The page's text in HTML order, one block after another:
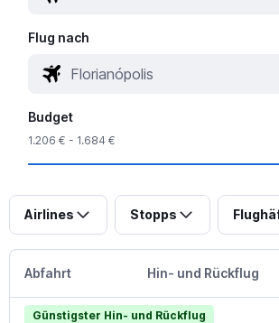
Flug nach
Budget
1.206 € - 1.684 €
Airlines Stopps
Abfahrt Hin- und Rückflug
Günstigster Hin- und Rückflug